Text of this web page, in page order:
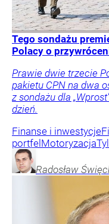
Tego sondażu
Polacy o
Prawie dwie trzecie
pakietu CPN na dwa
z sondażu dla
dzień.
Finanse i inwestycje
portfelMotoryzacja
Radosław